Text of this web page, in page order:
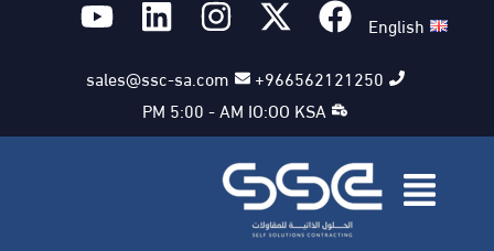
English
966562121250+
sales@ssc-sa.com
PM 5:00 - AM IO:OO KSA